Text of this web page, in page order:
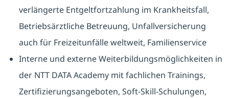
verlängerte Entgeltfortzahlung im Krankheitsfall,
Betriebsärztliche Betreuung, Unfallversicherung
auch für Freizeitunfälle weltweit, Familienservice
Interne und externe Weiterbildungsmöglichkeiten in
der NTT DATA Academy mit fachlichen Trainings,
Zertifizierungsangeboten, Soft-Skill-Schulungen,